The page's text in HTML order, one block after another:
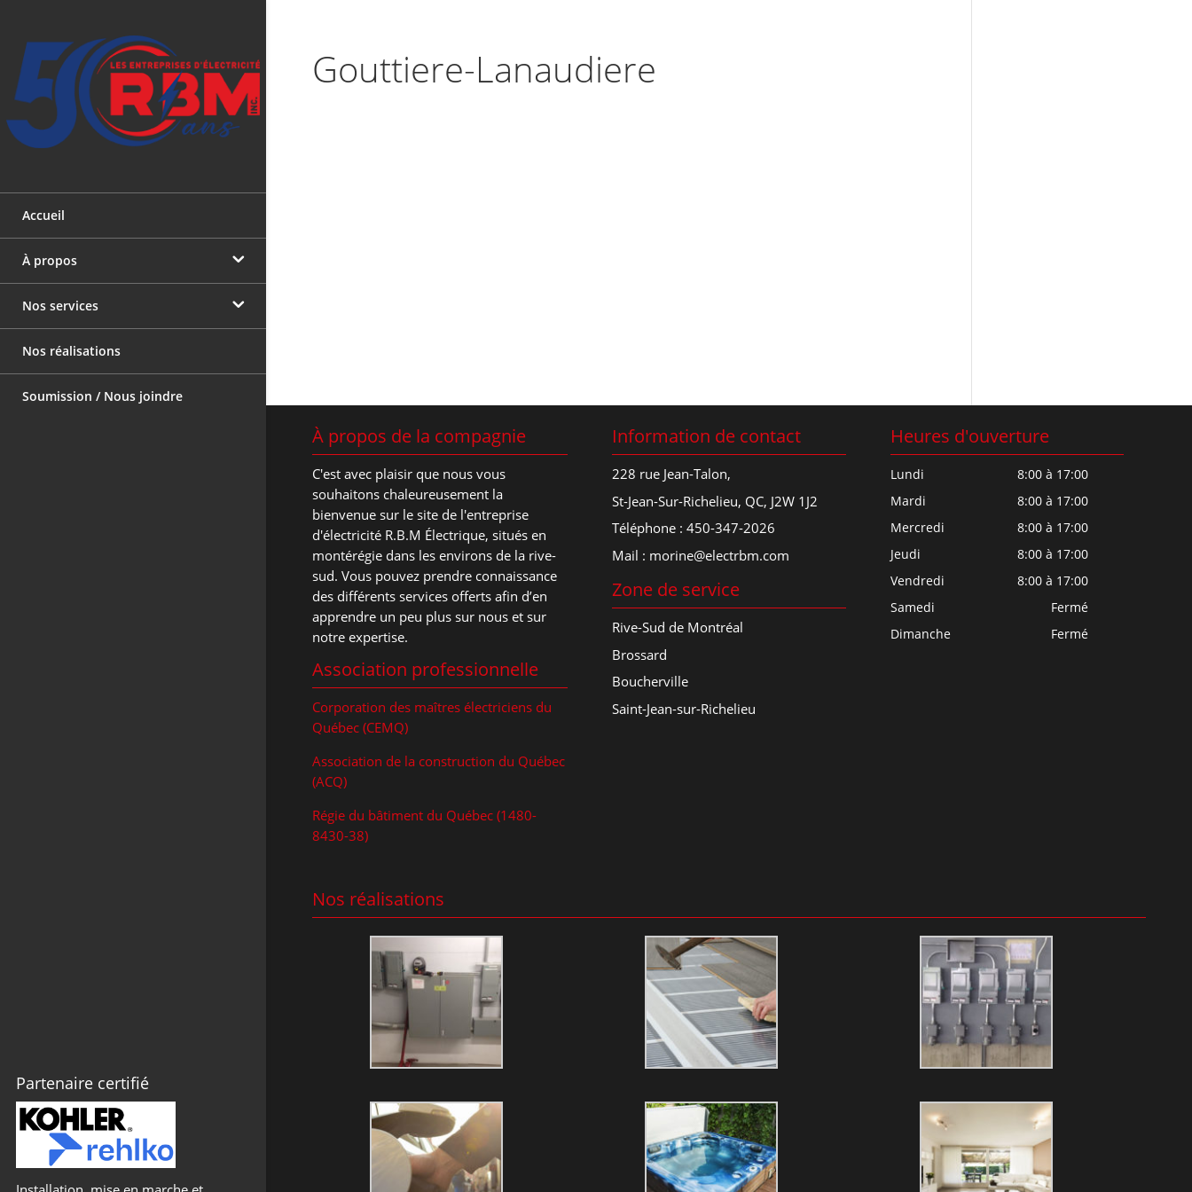
Accueil
À propos
L’équipe
Nos services
Électricien pour construction
Nos réalisations
Soumission / Nous joindre
Partenaire certifié
Gouttiere-Lanaudiere
À propos de la compagnie
C'est avec plaisir que nous vous
souhaitons chaleureusement la
bienvenue sur le site de l'entreprise
d'électricité R.B.M Électrique, situés en
montérégie dans les environs de la rive-
sud. Vous pouvez prendre connaissance
des différents services offerts afin d’en
apprendre un peu plus sur nous et sur
notre expertise.
Association professionnelle
Corporation des maîtres électriciens du
Québec (CEMQ)
Association de la construction du Québec
(ACQ)
Régie du bâtiment du Québec (1480-
8430-38)
Information de contact
228 rue Jean-Talon,
St-Jean-Sur-Richelieu, QC, J2W 1J2
Téléphone :450-347-2026
Mail : morine@electrbm.com
Zone de service
Rive-Sud de Montréal
Brossard
Boucherville
Saint-Jean-sur-Richelieu
Heures d'ouverture
Lundi
8:00 à 17:00
Mardi
8:00 à 17:00
Mercredi
8:00 à 17:00
Jeudi
8:00 à 17:00
Vendredi
8:00 à 17:00
Samedi
Fermé
Dimanche
Fermé
Nos réalisations